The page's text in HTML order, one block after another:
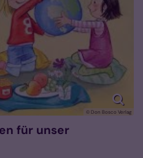
© Don Bosco Verlag
für unser